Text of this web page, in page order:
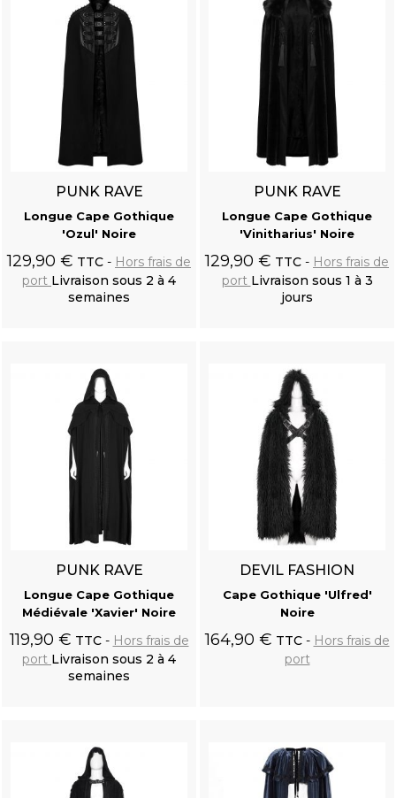
PUNK RAVE
Longue Cape Gothique
'Ozul' Noire
129,90 € TTC
Hors frais de
port Livraison sous 2 à 4
semaines
PUNK RAVE
Longue Cape Gothique
'Vinitharius' Noire
129,90 € TTC
Hors frais de
port Livraison sous 1 à 3
jours
PUNK RAVE
Longue Cape Gothique
Médiévale 'Xavier' Noire
119,90 € TTC
Hors frais de
port Livraison sous 2 à 4
semaines
DEVIL FASHION
Cape Gothique 'Ulfred'
Noire
164,90 € TTC
Hors frais de
port